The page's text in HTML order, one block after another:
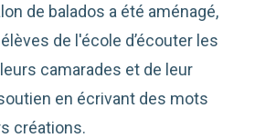
de balados a été aménagé,
de l'école d’écouter les
camarades et de leur
en écrivant des mots
créations.